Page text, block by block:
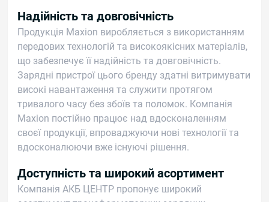
Надійність та довговічність
Продукція Maxion виробляється з використанням
передових технологій та високоякісних матеріалів,
що забезпечує її надійність та довговічність.
Зарядні пристрої цього бренду здатні витримувати
високі навантаження та служити протягом
тривалого часу без збоїв та поломок. Компанія
Maxion постійно працює над вдосконаленням
своєї продукції, впроваджуючи нові технології та
вдосконалюючи вже існуючі рішення.
Доступність та широкий асортимент
Компанія АКБ ЦЕНТР пропонує широкий